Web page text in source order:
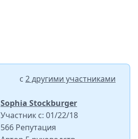
с 2 другими участниками
Sophia Stockburger
Участник с: 01/22/18
566 Репутация